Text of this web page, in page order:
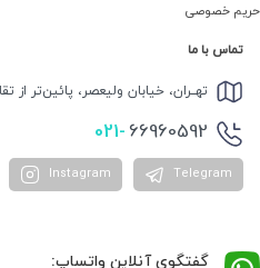
حریم خصوصی
تماس با ما
تهــران، خیابان ولیعصر، پائین‌تر از
021- 66960592
Telegram
Instagram
گفتگوی آنلاین واتساپ: